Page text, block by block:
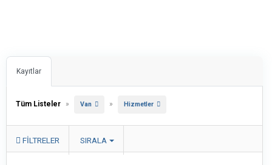
Kayıtlar
Tüm Listeler » Van » Hizmetler
FILTRELER SIRALA